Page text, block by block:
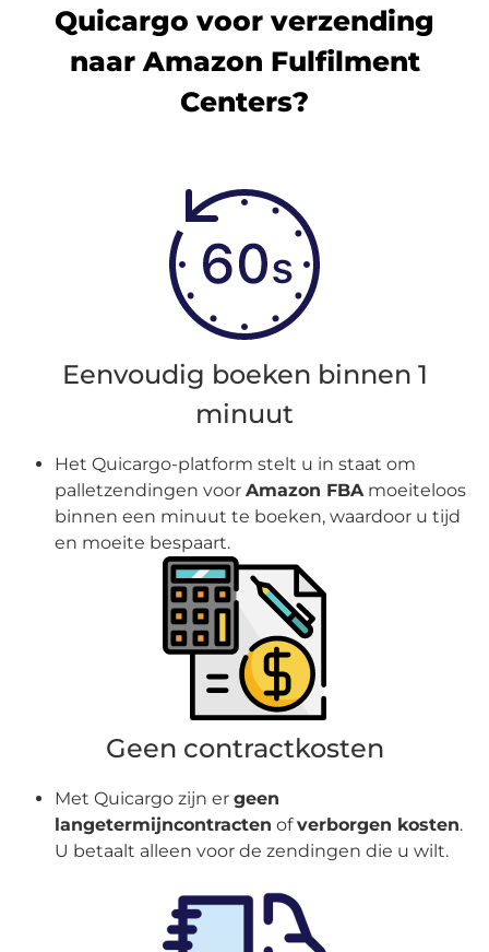
Quicargo voor verzending
naar Amazon Fulfilment
Centers?
Eenvoudig boeken binnen 1
minuut
Het Quicargo-platform stelt u in staat om
palletzendingen voor Amazon FBAmoeiteloos
binnen een minuut te boeken, waardoor u tijd
en moeite bespaart.
Geen contractkosten
Met Quicargo zijn er geen
langetermijncontracten ofverborgen kosten.
U betaalt alleen voor de zendingen die u wilt.